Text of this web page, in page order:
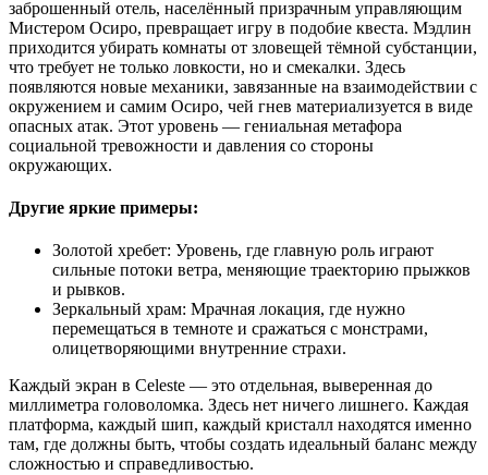
заброшенный отель, населённый призрачным управляющим
Мистером Осиро, превращает игру в подобие квеста. Мэдлин
приходится убирать комнаты от зловещей тёмной субстанции,
что требует не только ловкости, но и смекалки. Здесь
появляются новые механики, завязанные на взаимодействии с
окружением и самим Осиро, чей гнев материализуется в виде
опасных атак. Этот уровень — гениальная метафора
социальной тревожности и давления со стороны
окружающих.
Другие яркие примеры:
Золотой хребет: Уровень, где главную роль играют
сильные потоки ветра, меняющие траекторию прыжков
и рывков.
Зеркальный храм: Мрачная локация, где нужно
перемещаться в темноте и сражаться с монстрами,
олицетворяющими внутренние страхи.
Каждый экран в Celeste — это отдельная, выверенная до
миллиметра головоломка. Здесь нет ничего лишнего. Каждая
платформа, каждый шип, каждый кристалл находятся именно
там, где должны быть, чтобы создать идеальный баланс между
сложностью и справедливостью.